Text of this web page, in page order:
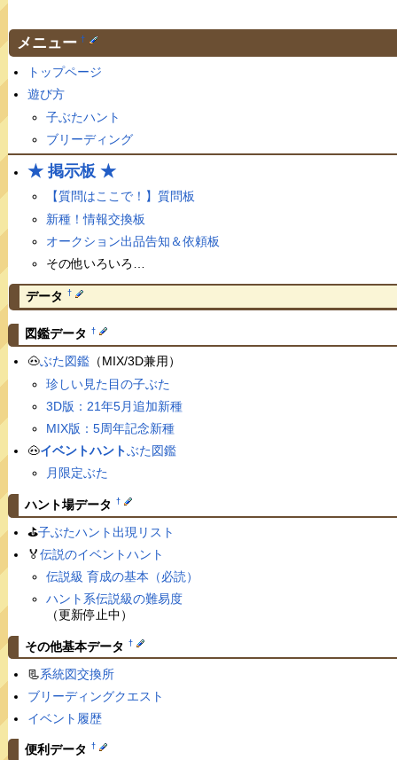
メニュー †
トップページ
遊び方
子ぶたハント
ブリーディング
★ 掲示板 ★
【質問はここで！】質問板
新種！情報交換板
オークション出品告知＆依頼板
その他いろいろ…
データ †
図鑑データ †
🐽ぶた図鑑（MIX/3D兼用）
珍しい見た目の子ぶた
3D版：21年5月追加新種
MIX版：5周年記念新種
🐽イベントハントぶた図鑑
月限定ぶた
ハント場データ †
⛳️子ぶたハント出現リスト
🏅伝説のイベントハント
伝説級 育成の基本（必読）
ハント系伝説級の難易度
（更新停止中）
その他基本データ †
📃系統図交換所
ブリーディングクエスト
イベント履歴
便利データ †